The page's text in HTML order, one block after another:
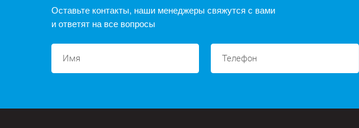
Оставьте контакты, наши менеджеры свяжутся с вами
и ответят на все вопросы